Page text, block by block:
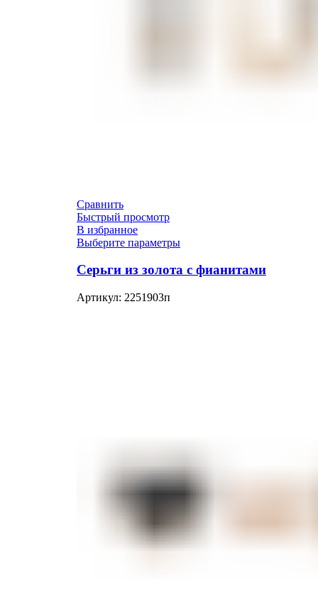
Сравнить
Быстрый просмотр
В избранное
Выберите параметры
Серьги из золота с фианитами
Артикул: 2251903п